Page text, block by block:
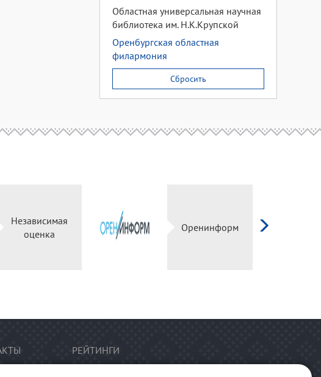
Областная универсальная научная
библиотека им. Н.К.Крупской
Оренбургская областная
филармония
Сбросить
Независимая
оценка
Оренинформ
РЕЙТИНГИ